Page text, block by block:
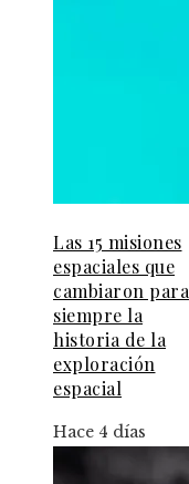
Las 15 misiones
espaciales que
cambiaron para
siempre la
historia de la
exploración
espacial
Hace 4 días